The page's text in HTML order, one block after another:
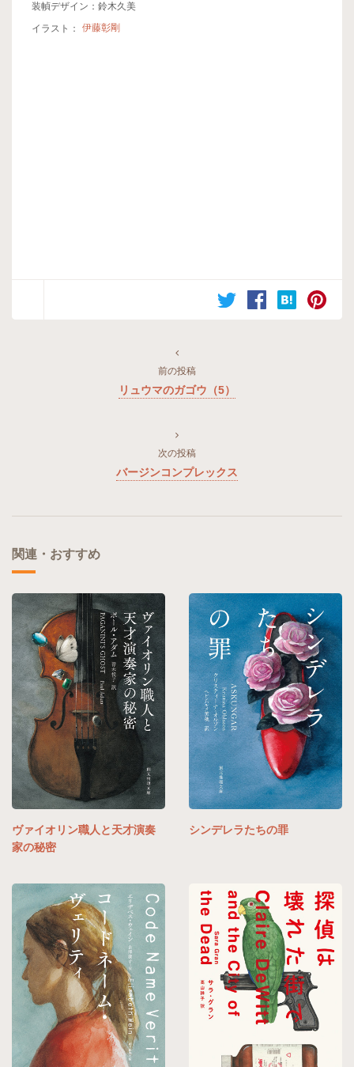
装幀デザイン：鈴木久美
イラスト：
伊藤彰剛
前の投稿
リュウマのガゴウ（5）
次の投稿
バージンコンプレックス
関連・おすすめ
ヴァイオリン職人と天才演奏
家の秘密
シンデレラたちの罪